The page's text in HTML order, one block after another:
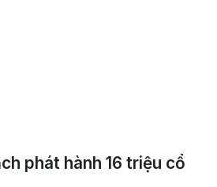
phát hành 16 triệu cổ